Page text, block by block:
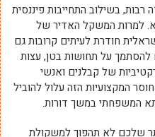
בשילוב התחייבות פיננסית
למרות המשקל האדיר של
חודרת לעיתים קרובות גם
להסתמך על תחושות בטן, עצות
של קבלנים ואנשי
המקצועיות הזה עלול להוביל
המשפחתי במשך דורות.
שלכם לא תהפוך למשקולת